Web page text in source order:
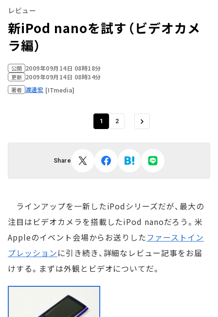
レビュー
新iPod nanoを試す（ビデオカメ
ラ編）
公開 2009年09月14日 08時18分
更新 2009年09月14日 08時34分
著者 渡邊宏 [ITmedia]
1 2
Share
ラインアップを一新したiPodシリーズだが、最大の
注目はビデオカメラを搭載したiPod nanoだろう。米
Appleのイベント会場からお送りしたファーストイン
プレッションに引き続き、詳細なレビュー記事をお届
けする。まずは外観とビデオについてだ。